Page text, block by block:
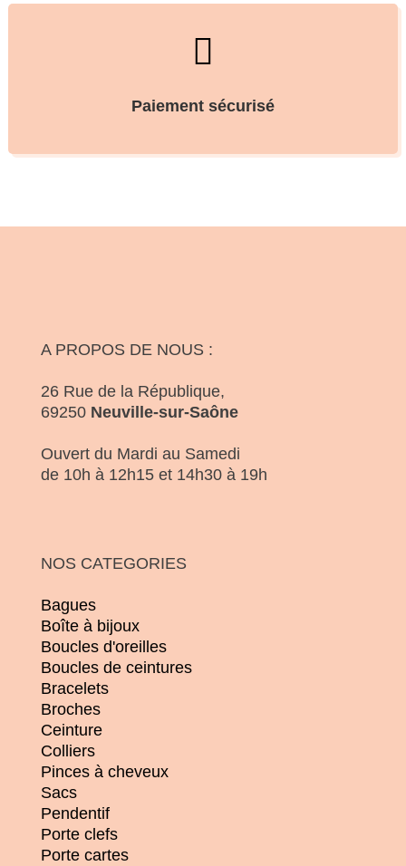

Paiement sécurisé
A PROPOS DE NOUS :
26 Rue de la République,
69250 Neuville-sur-Saône
Ouvert du Mardi au Samedi
de 10h à 12h15 et 14h30 à 19h
NOS CATEGORIES
Bagues
Boîte à bijoux
Boucles d'oreilles
Boucles de ceintures
Bracelets
Broches
Ceinture
Colliers
Pinces à cheveux
Sacs
Pendentif
Porte clefs
Porte cartes